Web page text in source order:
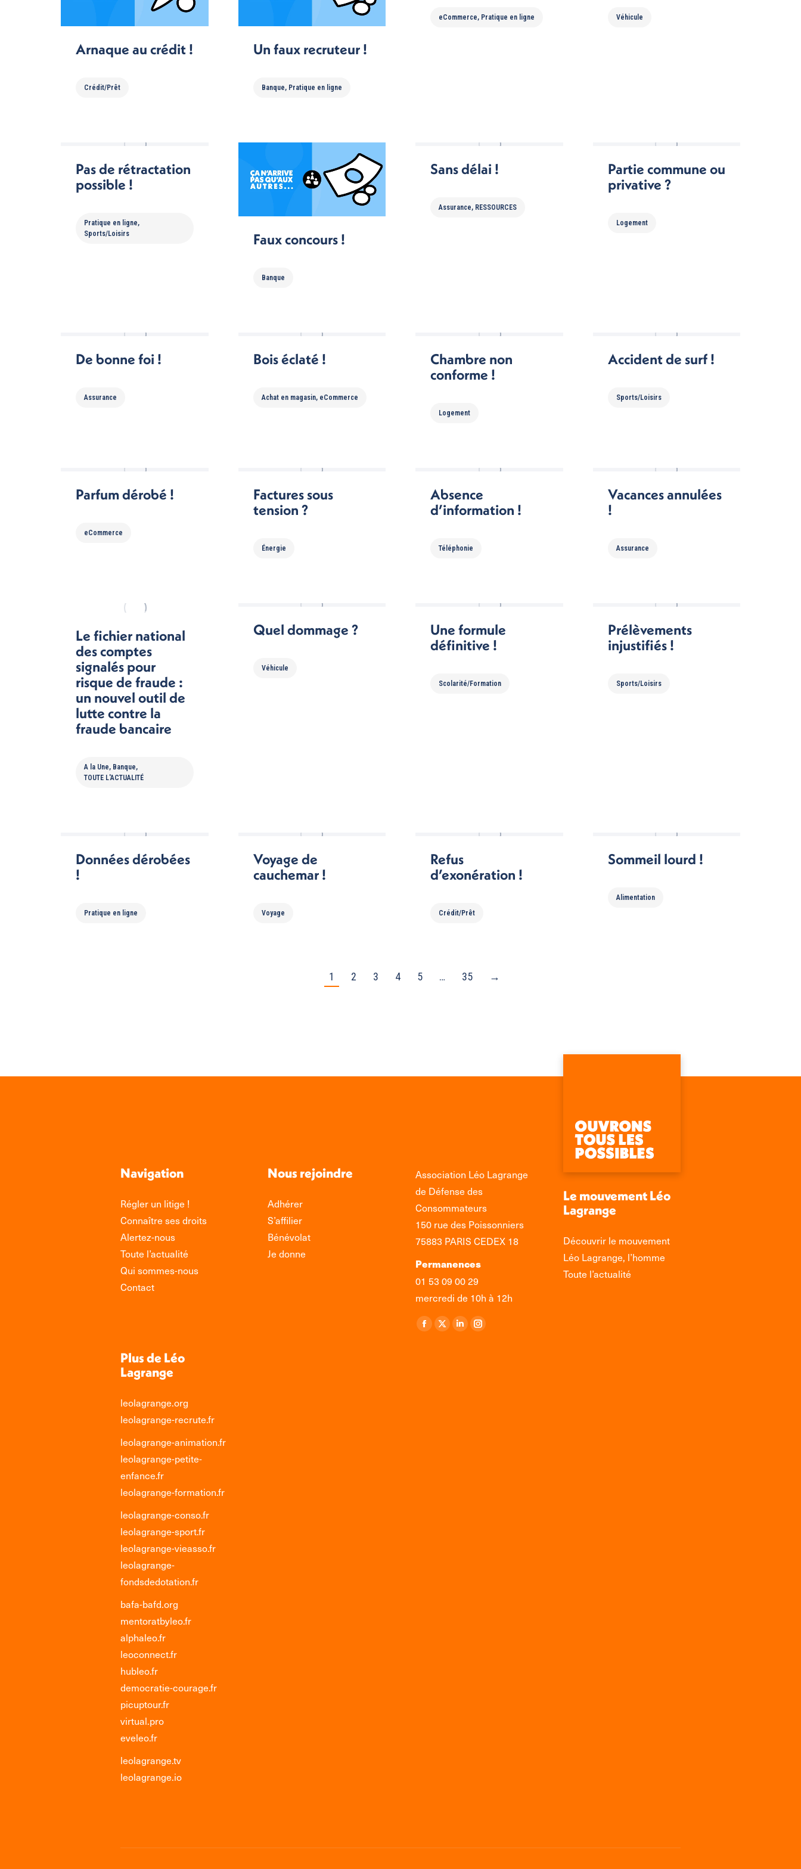
Arnaque au crédit !
Crédit/Prêt
Un faux recruteur !
Banque, Pratique en ligne
eCommerce, Pratique en ligne Véhicule
Pas de rétractation
possible !
Pratique en ligne,
Sports/Loisirs
Faux concours !
Banque
Sans délai !
Assurance, RESSOURCES
Partie commune ou
privative ?
Logement
De bonne foi !
Assurance
Bois éclaté !
Achat en magasin, eCommerce
Chambre non
conforme !
Logement
Accident de surf !
Sports/Loisirs
Parfum dérobé !
eCommerce
Factures sous
tension ?
Énergie
Absence
d’information !
Téléphonie
Vacances annulées
!
Assurance
Le fichier national
des comptes
signalés pour
risque de fraude :
un nouvel outil de
lutte contre la
fraude bancaire
A la Une, Banque,
TOUTE L'ACTUALITÉ
Quel dommage ?
Véhicule
Une formule
définitive !
Scolarité/Formation
Prélèvements
injustifiés !
Sports/Loisirs
Données dérobées
!
Pratique en ligne
Voyage de
cauchemar !
Voyage
Refus
d’exonération !
Crédit/Prêt
Sommeil lourd !
Alimentation
1 2 3 4 5 … 35 →
Navigation
Régler un litige !
Connaître ses droits
Alertez-nous
Toute l’actualité
Qui sommes-nous
Contact
Nous rejoindre
Adhérer
S’affilier
Bénévolat
Je donne
Association Léo Lagrange
de Défense des
Consommateurs
150 rue des Poissonniers
75883 PARIS CEDEX 18
Permanences
01 53 09 00 29
mercredi de 10h à 12h
Retrouvez-nous sur :
La
La
La
La
Le mouvement Léo
Lagrange
Découvrir le mouvement
Léo Lagrange, l’homme
Toute l’actualité
Plus de Léo
Lagrange
leolagrange.org
leolagrange-recrute.fr
leolagrange-animation.fr
leolagrange-petite-
enfance.fr
leolagrange-formation.fr
leolagrange-conso.fr
leolagrange-sport.fr
leolagrange-vieasso.fr
leolagrange-
fondsdedotation.fr
bafa-bafd.org
mentoratbyleo.fr
alphaleo.fr
leoconnect.fr
hubleo.fr
democratie-courage.fr
picuptour.fr
virtual.pro
eveleo.fr
leolagrange.tv
leolagrange.io